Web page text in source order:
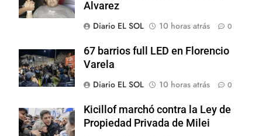
Alvarez
Diario EL SOL
10 horas atrás 0
67 barrios full LED en Florencio
Varela
Diario EL SOL
10 horas atrás 0
Kicillof marchó contra la Ley de
Propiedad Privada de Milei